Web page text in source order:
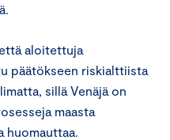
aloitettuja
päätökseen riskialttiista
sillä Venäjä on
maasta
huomauttaa.